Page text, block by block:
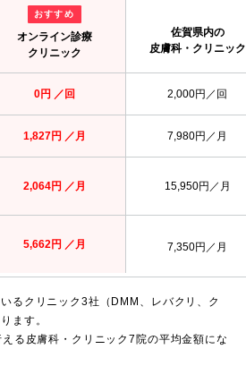
おすすめ
オンライン診療
クリニック
佐賀県内の
皮膚科・クリニック
0円 ／回 2,000円／回
1,827円 ／月 7,980円／月
2,064円 ／月 15,950円／月
5,662円 ／月 7,350円／月
るクリニック3社（DMM、レバクリ、ク
ます。
る皮膚科・クリニック7院の平均金額にな